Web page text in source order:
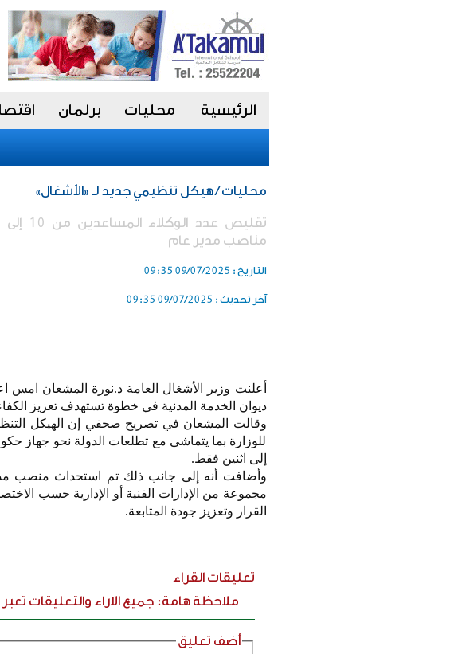
الرئيسية محليات برلمان
محليات / هيكل تنظيمي جديد لـ «الأشغال»
مناصب مدير عام
التاريخ : 09/07/2025 09:35
آخر تحديث : 09/07/2025 09:35
أعلنت وزير الأشغال العامة د.نورة المشعان امس
ديوان الخدمة المدنية في خطوة تستهدف تعزيز
وقالت المشعان في تصريح صحفي إن الهيكل
إلى اثنين فقط.
وأضافت أنه إلى جانب ذلك تم استحداث منصب
مجموعة من الإدارات الفنية أو الإدارية حسب
القرار وتعزيز جودة المتابعة.
تعليقات القراء
ملاحظة هامة: جميع الاراء والتعليقات
أضف تعليق